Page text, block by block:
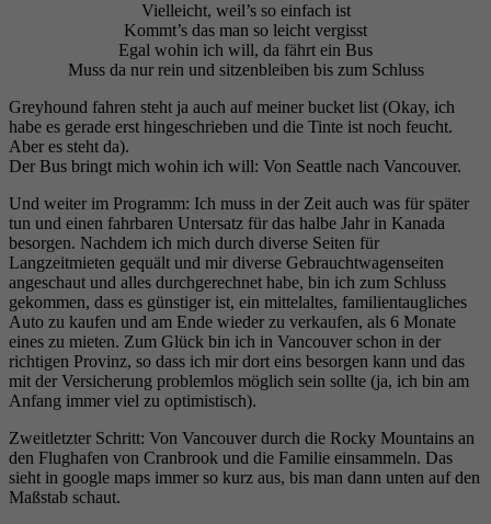
Vielleicht, weil’s so einfach ist
Kommt’s das man so leicht vergisst
Egal wohin ich will, da fährt ein Bus
Muss da nur rein und sitzenbleiben bis zum Schluss
Greyhound fahren steht ja auch auf meiner bucket list (Okay, ich
habe es gerade erst hingeschrieben und die Tinte ist noch feucht.
Aber es steht da).
Der Bus bringt mich wohin ich will: Von Seattle nach Vancouver.
Und weiter im Programm: Ich muss in der Zeit auch was für später
tun und einen fahrbaren Untersatz für das halbe Jahr in Kanada
besorgen. Nachdem ich mich durch diverse Seiten für
Langzeitmieten gequält und mir diverse Gebrauchtwagenseiten
angeschaut und alles durchgerechnet habe, bin ich zum Schluss
gekommen, dass es günstiger ist, ein mittelaltes, familientaugliches
Auto zu kaufen und am Ende wieder zu verkaufen, als 6 Monate
eines zu mieten. Zum Glück bin ich in Vancouver schon in der
richtigen Provinz, so dass ich mir dort eins besorgen kann und das
mit der Versicherung problemlos möglich sein sollte (ja, ich bin am
Anfang immer viel zu optimistisch).
Zweitletzter Schritt: Von Vancouver durch die Rocky Mountains an
den Flughafen von Cranbrook und die Familie einsammeln. Das
sieht in google maps immer so kurz aus, bis man dann unten auf den
Maßstab schaut.